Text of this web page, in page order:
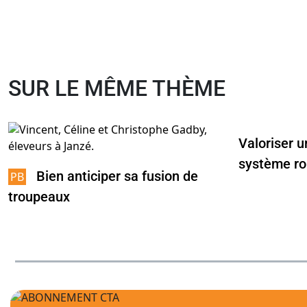
SUR LE MÊME THÈME
Bien anticiper sa fusion de
troupeaux
Valoriser
système